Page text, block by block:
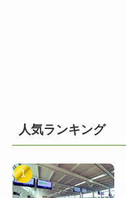
人気ランキング